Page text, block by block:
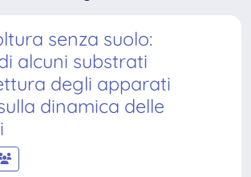
senza suolo:
alcuni substrati
degli apparati
dinamica delle